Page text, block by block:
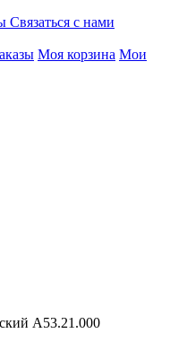
Связаться с нами
Моя корзина Мои
А53.21.000